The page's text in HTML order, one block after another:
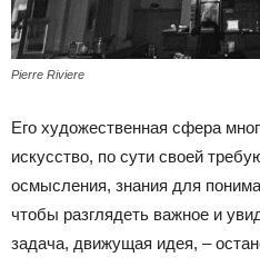
Pierre Riviere
Его художественная сфера
искусство, по сути своей
осмысления, знания для
чтобы разглядеть важное и
задача, движущая идея, –